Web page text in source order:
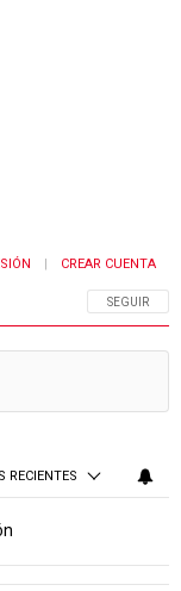
SIGA ESTA
SEGUIR
CREAR CUENTA
RECIENTES